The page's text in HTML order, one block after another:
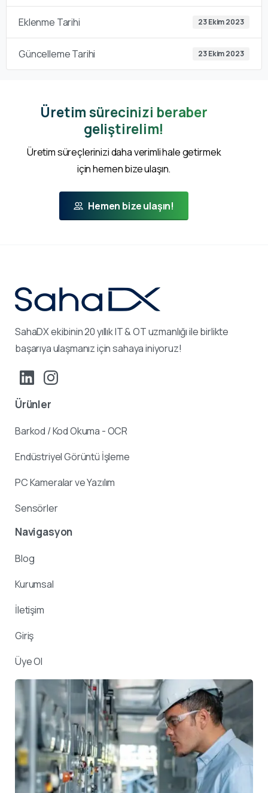
Eklenme Tarihi 23 Ekim 2023
Güncelleme Tarihi 23 Ekim 2023
Üretim sürecinizi beraber
geliştirelim!
Üretim süreçlerinizi daha verimli hale getirmek
için hemen bize ulaşın.
Hemen bize ulaşın!
SahaDX ekibinin 20 yıllık IT & OT uzmanlığı ile birlikte
başarıya ulaşmanız için sahaya iniyoruz!
Ürünler
Barkod / Kod Okuma - OCR
Endüstriyel Görüntü İşleme
PC Kameralar ve Yazılım
Sensörler
Navigasyon
Blog
Kurumsal
İletişim
Giriş
Üye Ol